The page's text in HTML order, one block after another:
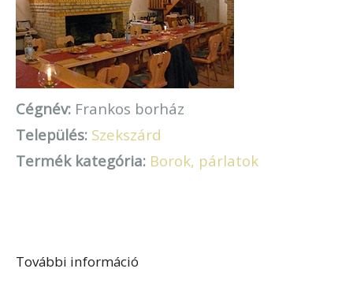
Cégnév: Frankos borház
Település: Szekszárd
Termék kategória: Borok, párlatok
További információ